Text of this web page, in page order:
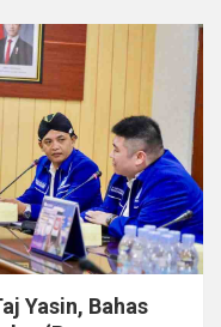
Yasin, Bahas